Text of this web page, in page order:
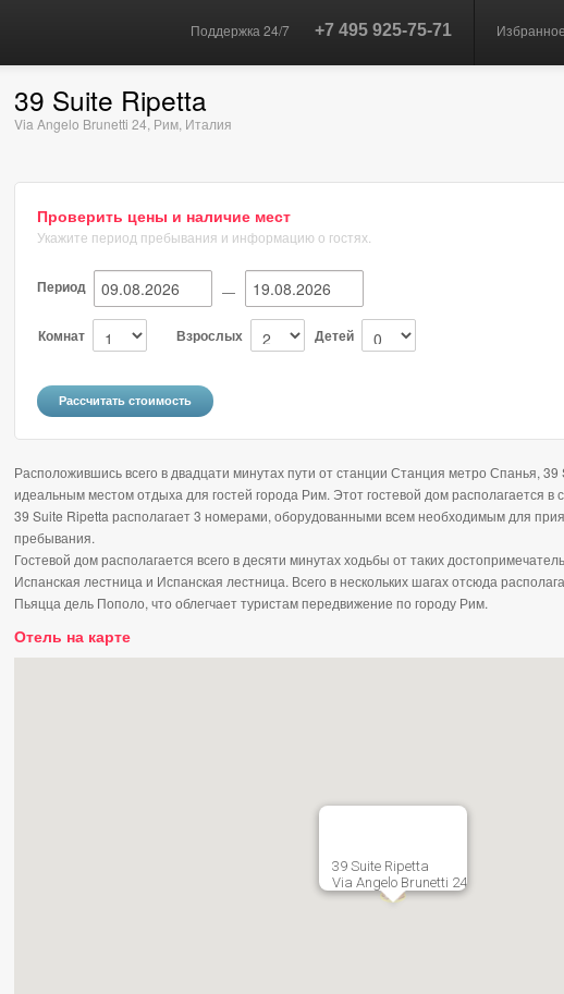
Избранное
Поддержка 24/7 +7 495 925-75-71
39 Suite Ripetta
Via Angelo Brunetti 24 Рим, Италия
Проверить цены и наличие мест
Укажите период пребывания и информацию о гостях.
Период —
Комнат Взрослых Детей
Расположившись всего в двадцати минутах пути от станции Станция метро Спанья, 39
идеальным местом отдыха для гостей города Рим. Этот гостевой дом располагается в
39 Suite Ripetta располагает 3 номерами, оборудованными всем необходимым для
пребывания.
Гостевой дом располагается всего в десяти минутах ходьбы от таких
Испанская лестница и Испанская лестница. Всего в нескольких шагах отсюда
Пьяцца дель Пополо, что облегчает туристам передвижение по городу Рим.
Отель на карте
39 Suite Ripetta
Via Angelo Brunetti 24